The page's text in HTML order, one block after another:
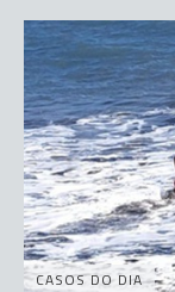
CASOS DO DIA